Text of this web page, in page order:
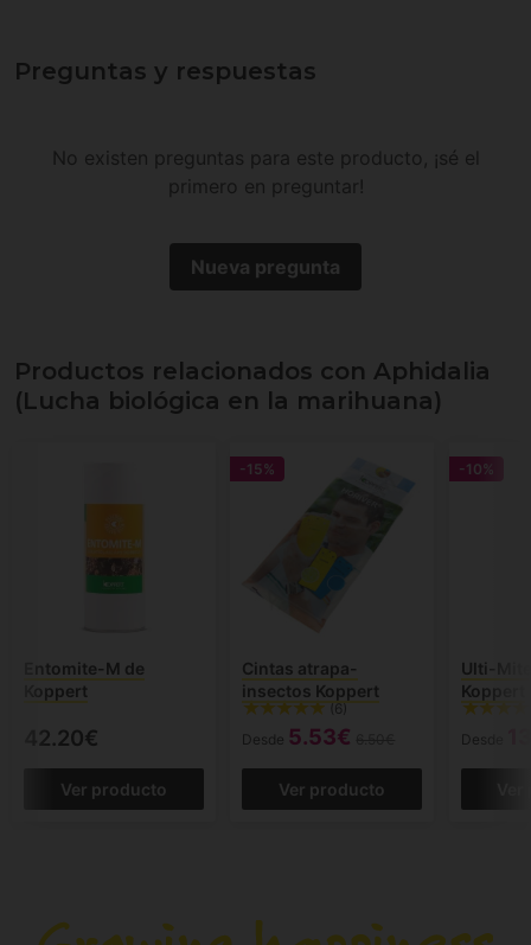
Preguntas y respuestas
No existen preguntas para este producto, ¡sé el
primero en preguntar!
Nueva pregunta
Productos relacionados con Aphidalia
(Lucha biológica en la marihuana)
Entomite-M de
Koppert
42.20€
Ver producto
-15%
Cintas atrapa-
insectos Koppert
(6)
Desde 5.53€
Ver producto
-10%
Ulti-
Koppert
Desde